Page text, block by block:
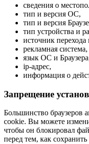
сведения о
тип и версия ОС,
тип и версия
тип устройства и
источник перехода
рекламная система,
язык ОС и
ip-адрес,
информация о
Запрещение
Большинство браузеров
cookie. Вы можете
чтобы он блокировал
перед тем, как